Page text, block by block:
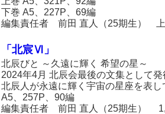
下巻 A5、227P、69編
編集責任者 前田 直人（25期生） 上
「北宸Ⅵ」
北辰びと ～久遠に輝く 希望の星～
2024年4月 北辰会最後の文集として
北辰人が永遠に輝く宇宙の星座を表し
A5、257P、90編
編集責任者 前田 直人（25期生）